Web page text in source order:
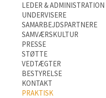
LEDER & ADMINISTRATION
UNDERVISERE
SAMARBEJDSPARTNERE
SAMVÆRSKULTUR
PRESSE
STØTTE
VEDTÆGTER
BESTYRELSE
KONTAKT
PRAKTISK